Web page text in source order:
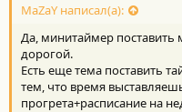
MaZaY написал(а):
Да, минитаймер поставить
дорогой.
Есть еще тема поставить
тем, что время
прогрета+расписание на